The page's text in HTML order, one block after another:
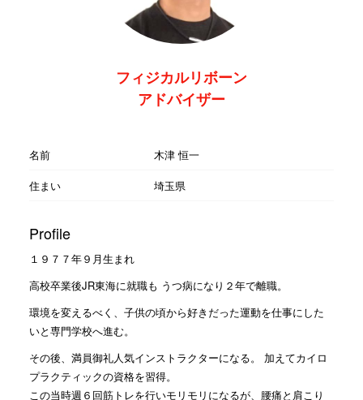
フィジカルリボーン
アドバイザー
名前
木津 恒一
住まい
埼玉県
Profile
１９７７年９月生まれ
高校卒業後JR東海に就職も うつ病になり２年で離職。
環境を変えるべく、子供の頃から好きだった運動を仕事にした
いと専門学校へ進む。
その後、満員御礼人気インストラクターになる。 加えてカイロ
プラクティックの資格を習得。
この当時週６回筋トレを行いモリモリになるが、腰痛と肩こり